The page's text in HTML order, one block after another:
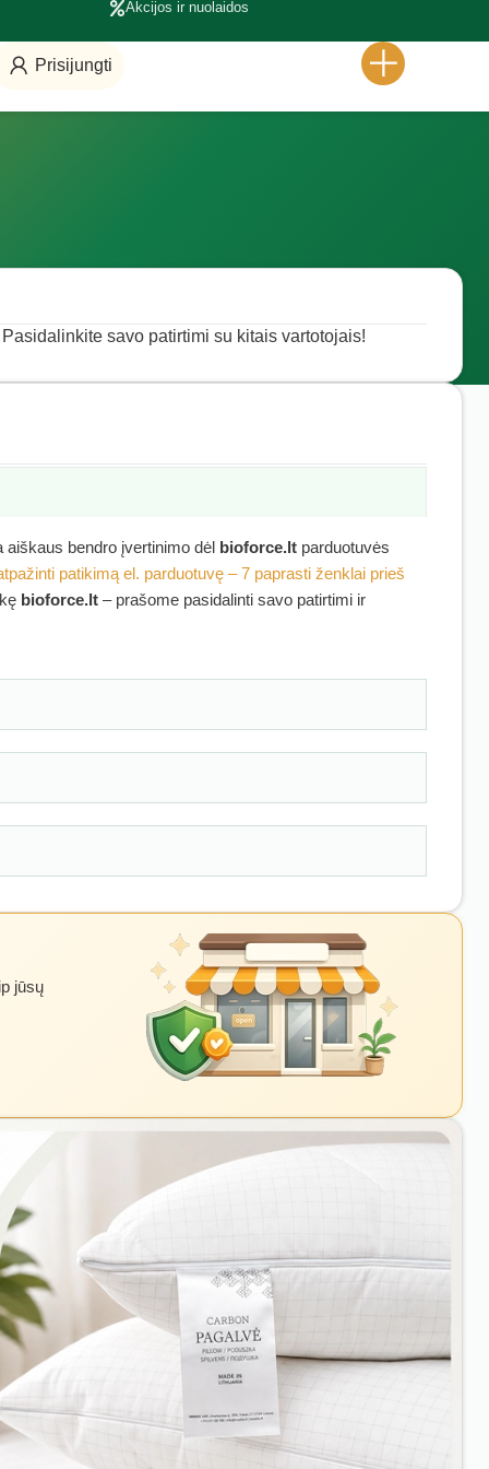
Akcijos ir nuolaidos
Prisijungti
savo patirtimi su kitais vartotojais!
aiškaus bendro įvertinimo dėl bioforce.lt parduotuvės
patikimą el. parduotuvę – 7 paprasti ženklai prieš
bioforce.lt – prašome pasidalinti savo patirtimi ir
jūsų